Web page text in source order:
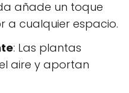
añade un toque
a cualquier espacio.
: Las plantas
aire y aportan